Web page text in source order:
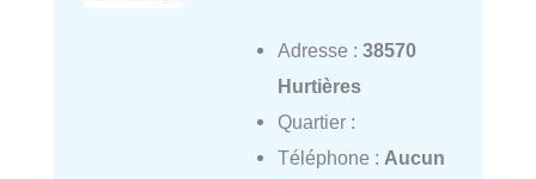
Adresse : 38570
Hurtières
Quartier :
Téléphone : Aucun